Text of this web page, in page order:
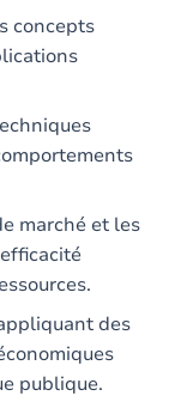
concepts
marché et les
des
publique.